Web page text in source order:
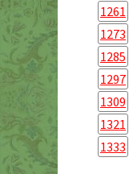
1261
1273
1285
1297
1309
1321
1333